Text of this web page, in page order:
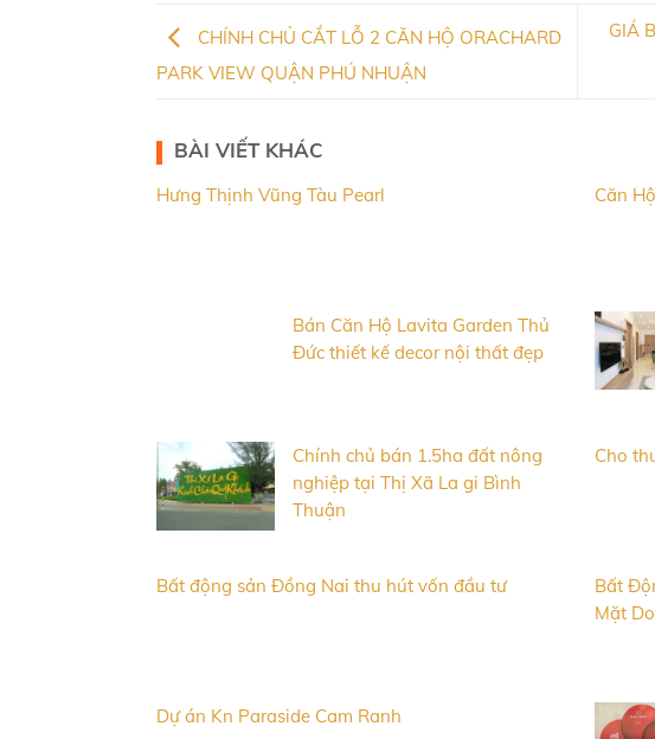
CHÍNH CHỦ CẮT LỖ 2 CĂN HỘ ORACHARD
PARK VIEW QUẬN PHÚ NHUẬN
GIÁ
BÀI VIẾT KHÁC
Hưng Thịnh Vũng Tàu Pearl Căn
Bán Căn Hộ Lavita Garden Thủ
Đức thiết kế decor nội thất đẹp
Chính chủ bán 1.5ha đất nông
nghiệp tại Thị Xã La gi Bình
Thuận
Cho
Bất động sản Đồng Nai thu hút vốn đầu tư
Bất
Mặt
Dự án Kn Paraside Cam Ranh